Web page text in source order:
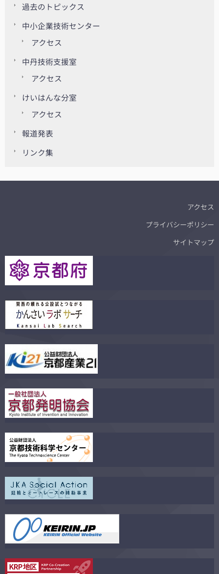
過去のトピックス
中小企業技術センター
アクセス
中丹技術支援室
アクセス
けいはんな分室
アクセス
報道発表
リンク集
アクセス
プライバシーポリシー
サイトマップ